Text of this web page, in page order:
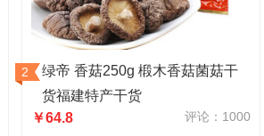
绿帝 香菇250g 椴木香菇菌菇干
货福建特产干货
￥64.8
评论：1000